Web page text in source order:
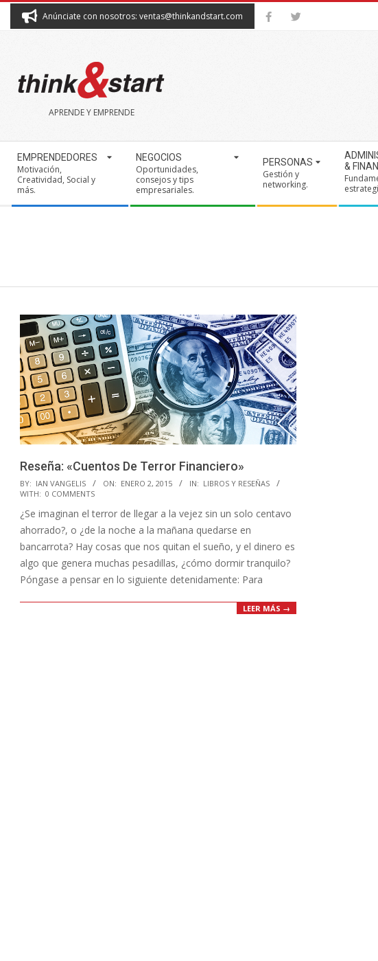
Anúnciate con nosotros: ventas@thinkandstart.com
THINK&START
APRENDE Y EMPRENDE
Navigation
Menu
EMPRENDEDORES
Motivación,
Creatividad, Social y
más.
NEGOCIOS
Oportunidades,
consejos y tips
empresariales.
PERSONAS
Gestión y
networking.
&
Reseña: «Cuentos De Terror Financiero»
2015-
01-
02
BY: IAN VANGELIS ON: ENERO 2, 2015 IN: LIBROS Y RESEÑAS
WITH: 0 COMMENTS
¿Se imaginan el terror de llegar a la vejez sin un solo centavo
ahorrado?, o ¿de la noche a la mañana quedarse en
bancarrota? Hay cosas que nos quitan el sueño, y el dinero es
algo que genera muchas pesadillas, ¿cómo dormir tranquilo?
Póngase a pensar en lo siguiente detenidamente: Para
LEER MÁS →